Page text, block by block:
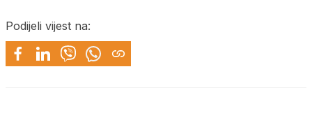
Podijeli vijest na: